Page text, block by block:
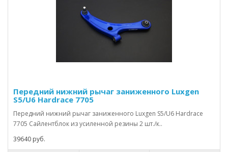
Передний нижний рычаг заниженного Luxgen
S5/U6 Hardrace 7705
Передний нижний рычаг заниженного Luxgen S5/U6 Hardrace
7705 Сайлентблок из усиленной резины 2 шт./к..
39640 руб.